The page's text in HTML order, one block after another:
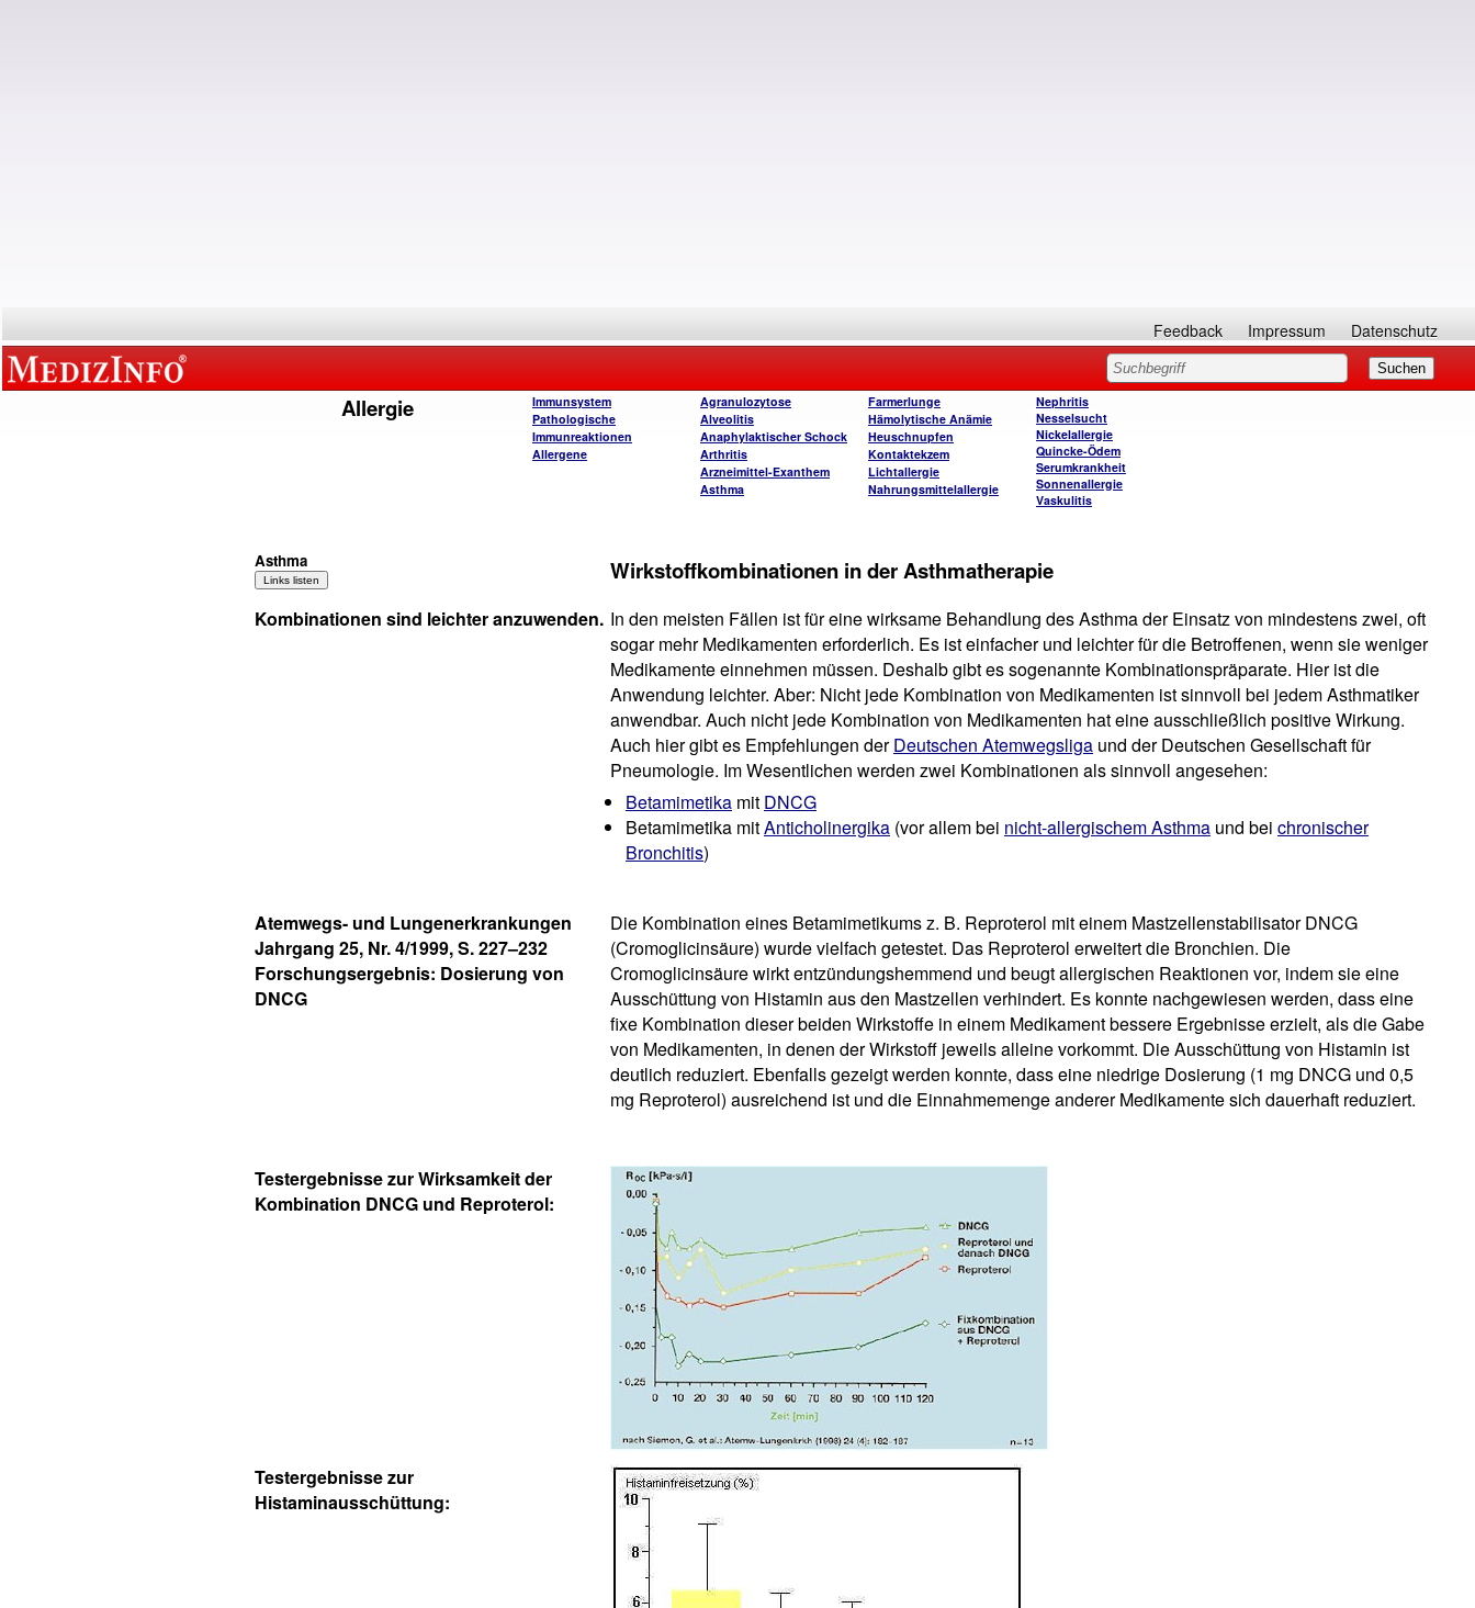
Feedback Impressum Datenschutz
Allergie
Immunsystem
Pathologische
Immunreaktionen
Allergene
Agranulozytose
Alveolitis
Anaphylaktischer Schock
Arthritis
Arzneimittel-Exanthem
Asthma
Farmerlunge
Hämolytische Anämie
Heuschnupfen
Kontaktekzem
Lichtallergie
Nahrungsmittelallergie
Nephritis
Nesselsucht
Nickelallergie
Quincke-Ödem
Serumkrankheit
Sonnenallergie
Vaskulitis
Asthma Wirkstoffkombinationen in der Asthmatherapie
Kombinationen sind leichter anzuwenden. In den meisten Fällen ist für eine wirksame Behandlung des Asthma der Einsatz von mindestens zwei, oft
sogar mehr Medikamenten erforderlich. Es ist einfacher und leichter für die Betroffenen, wenn sie weniger
Medikamente einnehmen müssen. Deshalb gibt es sogenannte Kombinationspräparate. Hier ist die
Anwendung leichter. Aber: Nicht jede Kombination von Medikamenten ist sinnvoll bei jedem Asthmatiker
anwendbar. Auch nicht jede Kombination von Medikamenten hat eine ausschließlich positive Wirkung.
Auch hier gibt es Empfehlungen derDeutschen Atemwegsliga und der Deutschen Gesellschaft für
Pneumologie. Im Wesentlichen werden zwei Kombinationen als sinnvoll angesehen:
Betamimetika mit DNCG
Betamimetika mitAnticholinergika (vor allem bei nicht-allergischem Asthma und bei chronischer
Bronchitis)
Atemwegs- und Lungenerkrankungen
Jahrgang 25, Nr. 4/1999, S. 227–232
Forschungsergebnis: Dosierung von
DNCG
Die Kombination eines Betamimetikums z. B. Reproterol mit einem Mastzellenstabilisator DNCG
(Cromoglicinsäure) wurde vielfach getestet. Das Reproterol erweitert die Bronchien. Die
Cromoglicinsäure wirkt entzündungshemmend und beugt allergischen Reaktionen vor, indem sie eine
Ausschüttung von Histamin aus den Mastzellen verhindert. Es konnte nachgewiesen werden, dass eine
fixe Kombination dieser beiden Wirkstoffe in einem Medikament bessere Ergebnisse erzielt, als die Gabe
von Medikamenten, in denen der Wirkstoff jeweils alleine vorkommt. Die Ausschüttung von Histamin ist
deutlich reduziert. Ebenfalls gezeigt werden konnte, dass eine niedrige Dosierung (1 mg DNCG und 0,5
mg Reproterol) ausreichend ist und die Einnahmemenge anderer Medikamente sich dauerhaft reduziert.
Testergebnisse zur Wirksamkeit der
Kombination DNCG und Reproterol:
Testergebnisse zur
Histaminausschüttung: